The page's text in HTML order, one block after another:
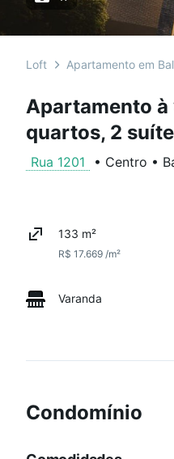
Loft Apartamento em
Apartamento à
quartos, 2
Rua 1201 • Centro •
133 m²
R$ 17.669 /m²
Varanda
Condomínio